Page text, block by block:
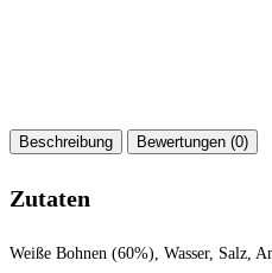
Beschreibung Bewertungen (0)
Zutaten
Weiße Bohnen (60%), Wasser, Salz,